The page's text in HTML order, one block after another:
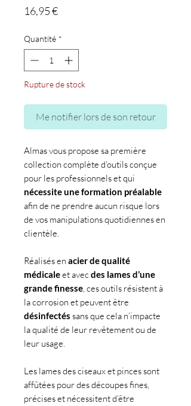
16,95 €Prix
Quantité *
Rupture de stock
Me notifier lors de son retour
Almas vous propose sa première
collection complète d’outils conçue
pour les professionnels et qui
nécessite une formation préalable
afin de ne prendre aucun risque lors
de vos manipulations quotidiennes en
clientèle.
Réalisés en acier de qualité
médicaleet avecdes lames d’une
grande finesse, ces outils résistent à
la corrosion et peuvent être
désinfectés sans que cela n’impacte
la qualité de leur revêtement ou de
leur usage.
Les lames des ciseaux et pinces sont
affûtées pour des découpes fines,
précises et nécessitent d’être